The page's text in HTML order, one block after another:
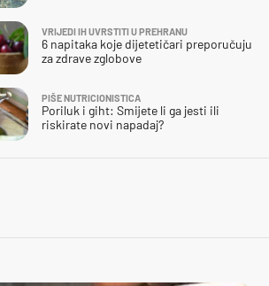
VRIJEDI IH UVRSTITI U PREHRANU
6 napitaka koje dijetetičari preporučuju
za zdrave zglobove
PIŠE NUTRICIONISTICA
Poriluk i giht: Smijete li ga jesti ili
riskirate novi napadaj?